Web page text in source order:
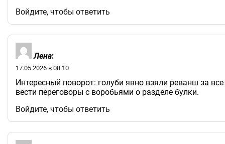
Войдите, чтобы ответить
Лена:
17.05.2026 в 08:10
Интересный поворот: голуби явно взяли реванш за
вести переговоры с воробьями о разделе булки.
Войдите, чтобы ответить